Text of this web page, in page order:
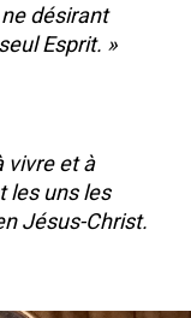
ne désirant
Esprit. »
vivre et à
les uns les
Jésus-Christ.